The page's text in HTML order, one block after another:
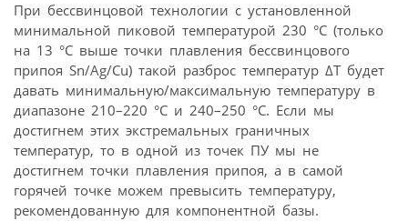
При бессвинцовой технологии с установленной
минимальной пиковой температурой 230 °C (только
на 13 °C выше точки плавления бессвинцового
припоя Sn/Ag/Cu) такой разброс температур ΔT будет
давать минимальную/максимальную температуру в
диапазоне 210–220 °C и 240–250 °C. Если мы
достигнем этих экстремальных граничных
температур, то в одной из точек ПУ мы не
достигнем точки плавления припоя, а в самой
горячей точке можем превысить температуру,
рекомендованную для компонентной базы.